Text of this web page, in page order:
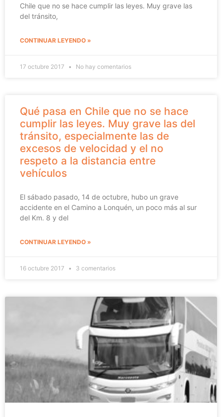
Chile que no se hace cumplir las leyes. Muy grave las
del tránsito,
CONTINUAR LEYENDO »
17 octubre 2017 No hay comentarios
Qué pasa en Chile que no se hace
cumplir las leyes. Muy grave las del
tránsito, especialmente las de
excesos de velocidad y el no
respeto a la distancia entre
vehículos
El sábado pasado, 14 de octubre, hubo un grave
accidente en el Camino a Lonquén, un poco más al sur
del Km. 8 y del
CONTINUAR LEYENDO »
16 octubre 2017 3 comentarios